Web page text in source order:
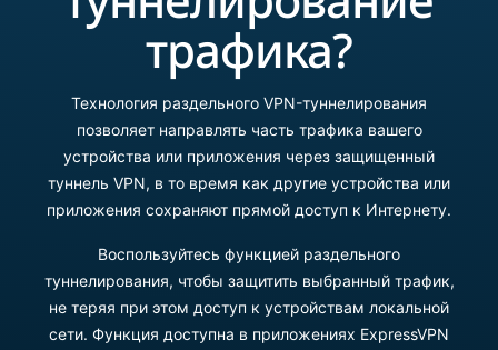
трафика?
Технология раздельного VPN-туннелирования
позволяет направлять часть трафика вашего
устройства или приложения через защищенный
туннель VPN, в то время как другие устройства или
приложения сохраняют прямой доступ к Интернету.
Воспользуйтесь функцией раздельного
туннелирования, чтобы защитить выбранный трафик,
не теряя при этом доступ к устройствам локальной
сети. Функция доступна в приложениях ExpressVPN